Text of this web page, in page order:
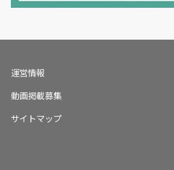
運営情報
動画掲載募集
サイトマップ